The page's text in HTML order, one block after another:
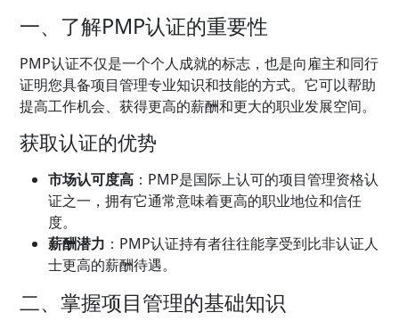
一、了解PMP认证的重要性
PMP认证不仅是一个个人成就的标志，也是向雇主和同行
证明您具备项目管理专业知识和技能的方式。它可以帮助
提高工作机会、获得更高的薪酬和更大的职业发展空间。
获取认证的优势
市场认可度高 ：PMP是国际上认可的项目管理资格认
证之一，拥有它通常意味着更高的职业地位和信任
度。
薪酬潜力 ：PMP认证持有者往往能享受到比非认证人
士更高的薪酬待遇。
二、掌握项目管理的基础知识